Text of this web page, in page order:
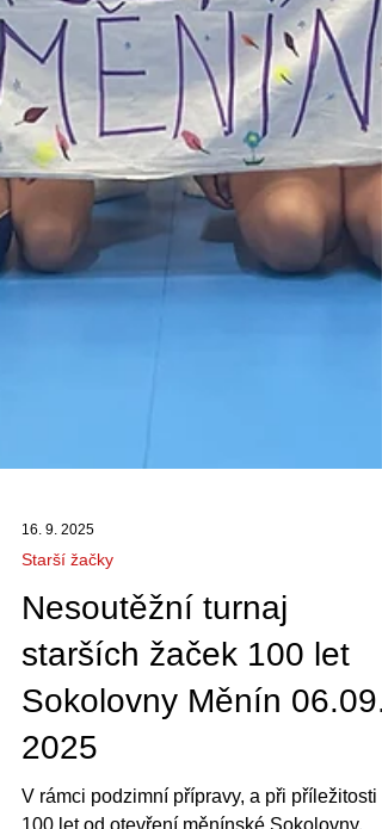
Starší žačky
Nesoutěžní turnaj
starších žaček 100 let
Sokolovny Měnín 06.09.
2025